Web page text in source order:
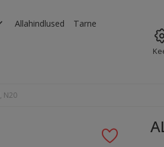
Allahindlused Tarne
N20